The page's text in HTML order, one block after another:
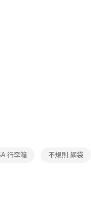
行李箱 不規則 網袋